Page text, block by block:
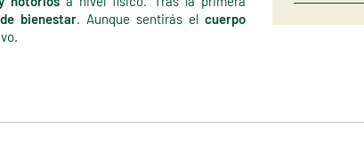
bienestar. Aunque sentirás el cuerpo